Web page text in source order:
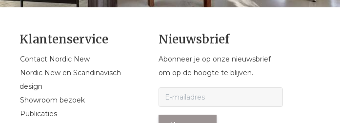
Klantenservice
Contact Nordic New
Nordic New en Scandinavisch
design
Showroom bezoek
Publicaties
Nieuwsbrief
Abonneer je op onze nieuwsbrief
om op de hoogte te blijven.